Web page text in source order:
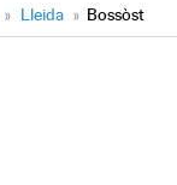
» Lleida » Bossòst